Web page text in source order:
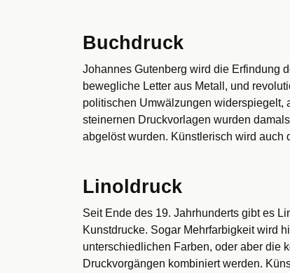
Buchdruck
Johannes Gutenberg wird die Erfindung
bewegliche Letter aus Metall, und
politischen Umwälzungen widerspiegelt,
steinernen Druckvorlagen wurden
abgelöst wurden. Künstlerisch wird auch
Linoldruck
Seit Ende des 19. Jahrhunderts gibt es
Kunstdrucke. Sogar Mehrfarbigkeit wird
unterschiedlichen Farben, oder aber die
Druckvorgängen kombiniert werden.